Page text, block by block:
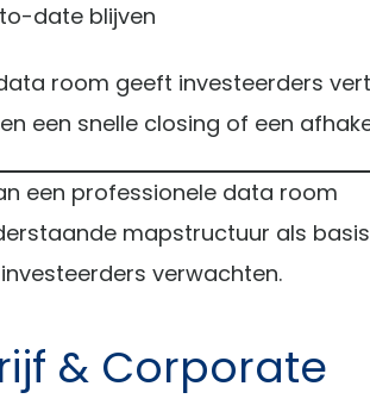
date blijven
room geeft investeerders
een snelle closing of een
een professionele data room
mapstructuur als
verwachten.
& Corporate